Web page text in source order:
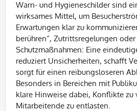
Warn- und Hygieneschilder sind
wirksames Mittel, um
Erwartungen klar zu
berühren“, Zutrittsregelungen
Schutzmaßnahmen: Eine
reduziert Unsicherheiten, schafft
sorgt für einen reibungsloseren
Besonders in Bereichen mit
klare Hinweise dabei, Konflikte zu
Mitarbeitende zu entlasten.